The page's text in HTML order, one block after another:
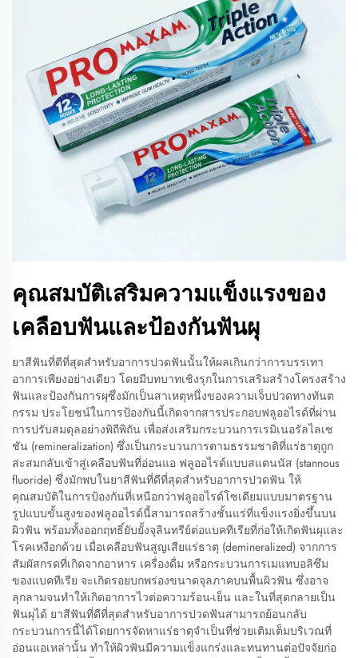
คุณสมบัติเสริมความแข็งแรงของ
เคลือบฟันและป้องกันฟันผุ
ยาสีฟันที่ดีที่สุดสำหรับอาการปวดฟันนั้นให้ผลเกินกว่าการบรรเทา
อาการเพียงอย่างเดียว โดยมีบทบาทเชิงรุกในการเสริมสร้างโครงสร้าง
ฟันและป้องกันการผุซึ่งมักเป็นสาเหตุหนึ่งของความเจ็บปวดทางทันต
กรรม ประโยชน์ในการป้องกันนี้เกิดจากสารประกอบฟลูออไรด์ที่ผ่าน
การปรับสมดุลอย่างพิถีพิถัน เพื่อส่งเสริมกระบวนการเรมิเนอรัลไลเซ
ชัน (remineralization) ซึ่งเป็นกระบวนการตามธรรมชาติที่แร่ธาตุถูก
สะสมกลับเข้าสู่เคลือบฟันที่อ่อนแอ ฟลูออไรด์แบบสแตนนัส (stannous
fluoride) ซึ่งมักพบในยาสีฟันที่ดีที่สุดสำหรับอาการปวดฟัน ให้
คุณสมบัติในการป้องกันที่เหนือกว่าฟลูออไรด์โซเดียมแบบมาตรฐาน
รูปแบบขั้นสูงของฟลูออไรด์นี้สามารถสร้างชั้นแร่ที่แข็งแรงยิ่งขึ้นบน
ผิวฟัน พร้อมทั้งออกฤทธิ์ยับยั้งจุลินทรีย์ต่อแบคทีเรียที่ก่อให้เกิดฟันผุและ
โรคเหงือกด้วย เมื่อเคลือบฟันสูญเสียแร่ธาตุ (demineralized) จากการ
สัมผัสกรดที่เกิดจากอาหาร เครื่องดื่ม หรือกระบวนการเมแทบอลิซึม
ของแบคทีเรีย จะเกิดรอยบกพร่องขนาดจุลภาคบนพื้นผิวฟัน ซึ่งอาจ
ลุกลามจนทำให้เกิดอาการไวต่อความร้อน-เย็น และในที่สุดกลายเป็น
ฟันผุได้ ยาสีฟันที่ดีที่สุดสำหรับอาการปวดฟันสามารถย้อนกลับ
กระบวนการนี้ได้โดยการจัดหาแร่ธาตุจำเป็นที่ช่วยเติมเต็มบริเวณที่
อ่อนแอเหล่านั้น ทำให้ผิวฟันมีความแข็งแกร่งและทนทานต่อปัจจัยก่อ